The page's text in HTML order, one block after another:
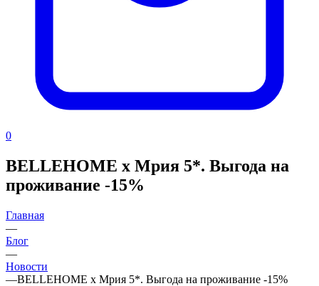
0
BELLEHOME х Мрия 5*. Выгода на
проживание -15%
Главная
—
Блог
—
Новости
—BELLEHOME х Мрия 5*. Выгода на проживание -15%